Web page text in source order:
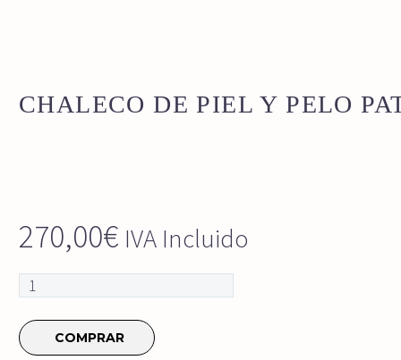
CHALECO DE PIEL Y PELO
270,00€ IVA Incluido
Chaleco
piel
y
COMPRAR